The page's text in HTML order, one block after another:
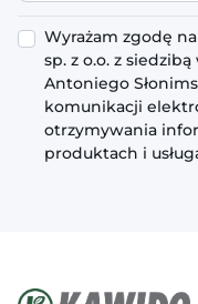
Wyrażam zgodę
sp. z o.o. z
Antoniego
komunikacji
otrzymywania
produktach i